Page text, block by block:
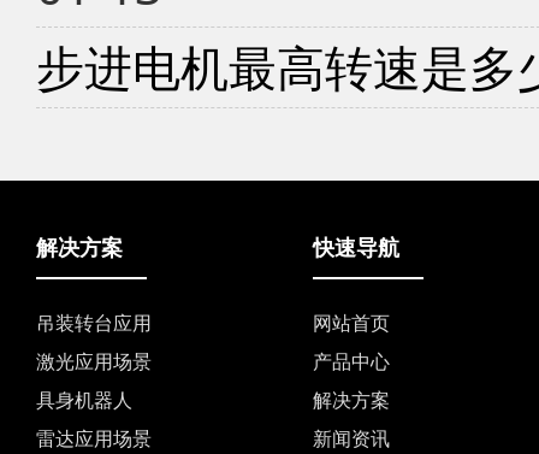
步进电机最高转速是多
解决方案
吊装转台应用
激光应用场景
具身机器人
雷达应用场景
快速导航
网站首页
产品中心
解决方案
新闻资讯